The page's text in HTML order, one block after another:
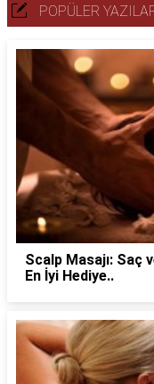
POPÜLER
Scalp Masajı: Saç
En İyi Hediye..